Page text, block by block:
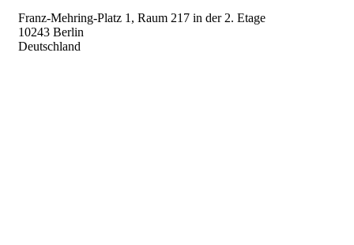
Franz-Mehring-Platz 1, Raum 217 in der 2. Etage
10243 Berlin
Deutschland